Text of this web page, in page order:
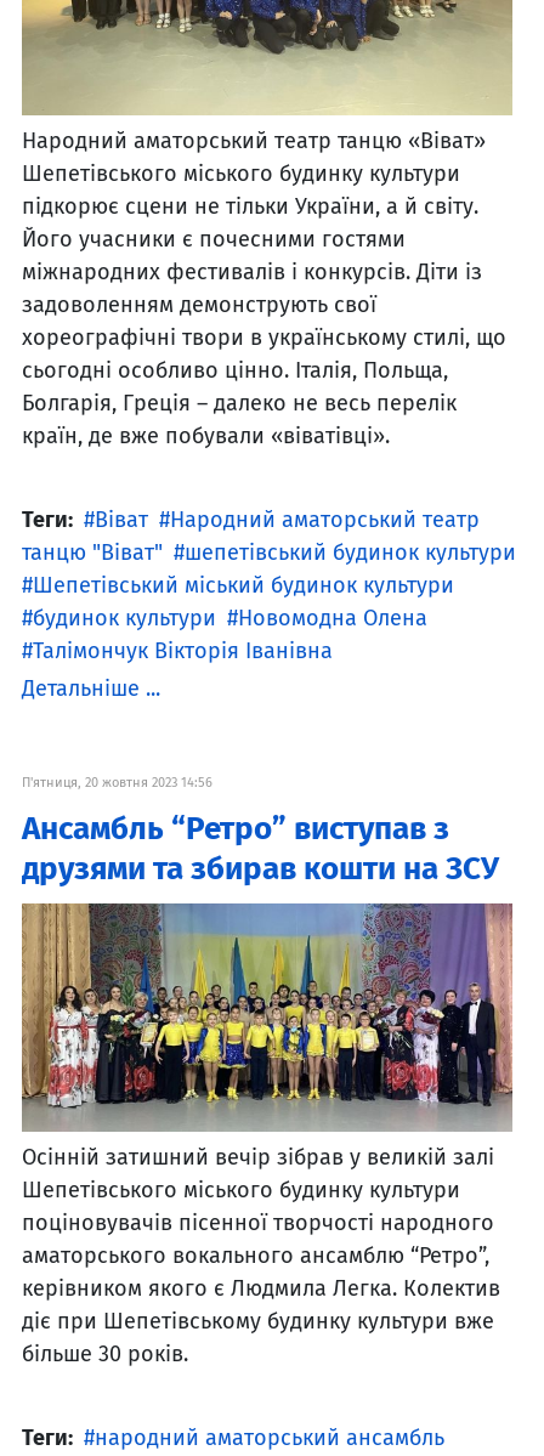
Народний аматорський театр танцю «Віват»
Шепетівського міського будинку культури
підкорює сцени не тільки України, а й світу.
Його учасники є почесними гостями
міжнародних фестивалів і конкурсів. Діти із
задоволенням демонструють свої
хореографічні твори в українському стилі, що
сьогодні особливо цінно. Італія, Польща,
Болгарія, Греція – далеко не весь перелік
країн, де вже побували «віватівці».
Теги: Віват
Народний аматорський театр
танцю "Віват"
шепетівський будинок культури
Шепетівський міський будинок культури
будинок культури
Новомодна Олена
Талімончук Вікторія Іванівна
Детальніше ...
П'ятниця, 20 жовтня 2023 14:56
Ансамбль “Ретро” виступав з
друзями та збирав кошти на ЗСУ
Осінній затишний вечір зібрав у великій залі
Шепетівського міського будинку культури
поціновувачів пісенної творчості народного
аматорського вокального ансамблю “Ретро”,
керівником якого є Людмила Легка. Колектив
діє при Шепетівському будинку культури вже
більше 30 років.
Теги:
народний аматорський ансамбль